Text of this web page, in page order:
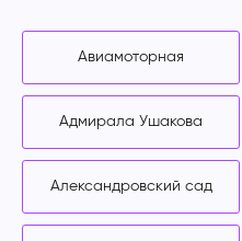
Авиамоторная
Адмирала Ушакова
Александровский сад